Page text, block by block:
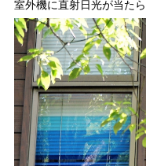
室外機に直射日光が当た